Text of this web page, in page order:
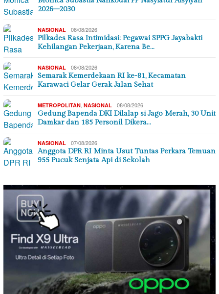
2026–2030
NASIONAL 08/08/2026
Pilkades Rasa Intimidasi: Pegawai SPPG Jayabakti
Kehilangan Pekerjaan, Karena Be…
NASIONAL 08/08/2026
Semarak Kemerdekaan RI ke-81, Kecamatan
Karawaci Gelar Gerak Jalan Sehat
METROPOLITAN, NASIONAL 08/08/2026
Gedung Bapenda DKI Dilalap si Jago Merah, 30 Unit
Damkar dan 185 Personil Dikera…
NASIONAL 07/08/2026
Anggota DPR RI Minta Usut Tuntas Perkara Temuan
955 Pucuk Senjata Api di Sekolah